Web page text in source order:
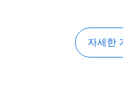
자세한